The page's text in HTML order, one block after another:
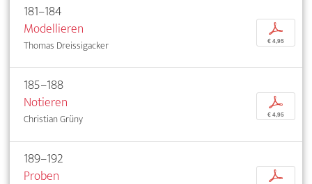
181–184
Modellieren
Thomas Dreissigacker
p
€ 4,95
185–188
Notieren
Christian Grüny
p
€ 4,95
189–192
Proben
p